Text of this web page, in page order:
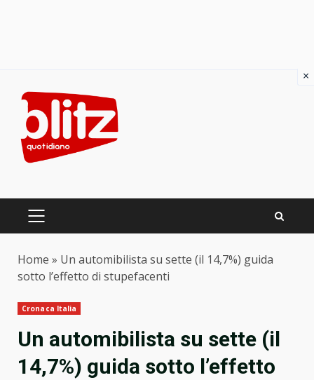
content
PRIMARY
Home » Un automibilista su sette (il 14,7%) guida
sotto l’effetto di stupefacenti
Cronaca Italia
Un automibilista su sette (il
14,7%) guida sotto l’effetto
×